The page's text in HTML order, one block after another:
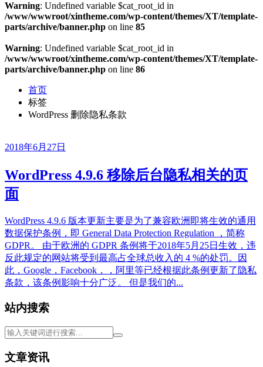
Warning: Undefined variable $cat_root_id in
/www/wwwroot/xintheme.com/wp-content/themes/XT/template-
parts/archive/banner.php on line 85
Warning: Undefined variable $cat_root_id in
/www/wwwroot/xintheme.com/wp-content/themes/XT/template-
parts/archive/banner.php on line 86
首页
标签
WordPress 删除隐私条款
2018年6月27日
WordPress 4.9.6 移除后台隐私相关的页
面
WordPress 4.9.6 版本更新主要是为了兼容欧洲即将生效的通用
数据保护条例，即 General Data Protection Regulation ，简称
GDPR。 由于欧洲的 GDPR 条例将于2018年5月25日生效，违
反此规定的网站将受到最高占全球总收入的 4 %的处罚。因
此，Google，Facebook，，阿里等已经根据此条例更新了隐私
条款，该条例影响十分广泛。 但是我们的...
站内搜索
文章资讯